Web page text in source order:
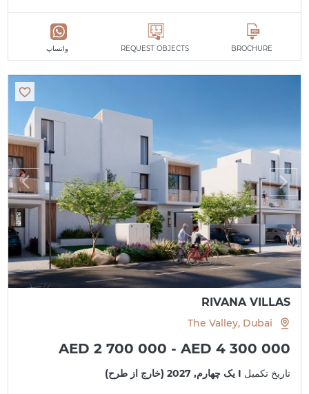
BROCHURE
REQUEST OBJECTS واتساپ
RIVANA VILLAS
The Valley, Dubai
AED 2 700 000 - AED 4 300 000
تاریخ تکمیل I یک چهارم, 2027 (خارج از طرح)